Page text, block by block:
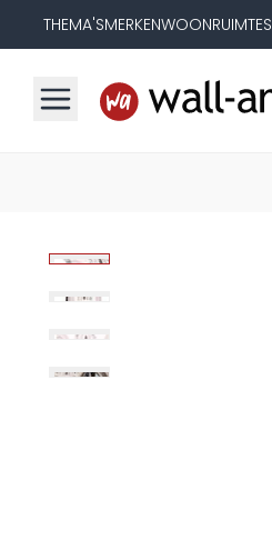
THEMA'SMERKENWOONRUIMTES